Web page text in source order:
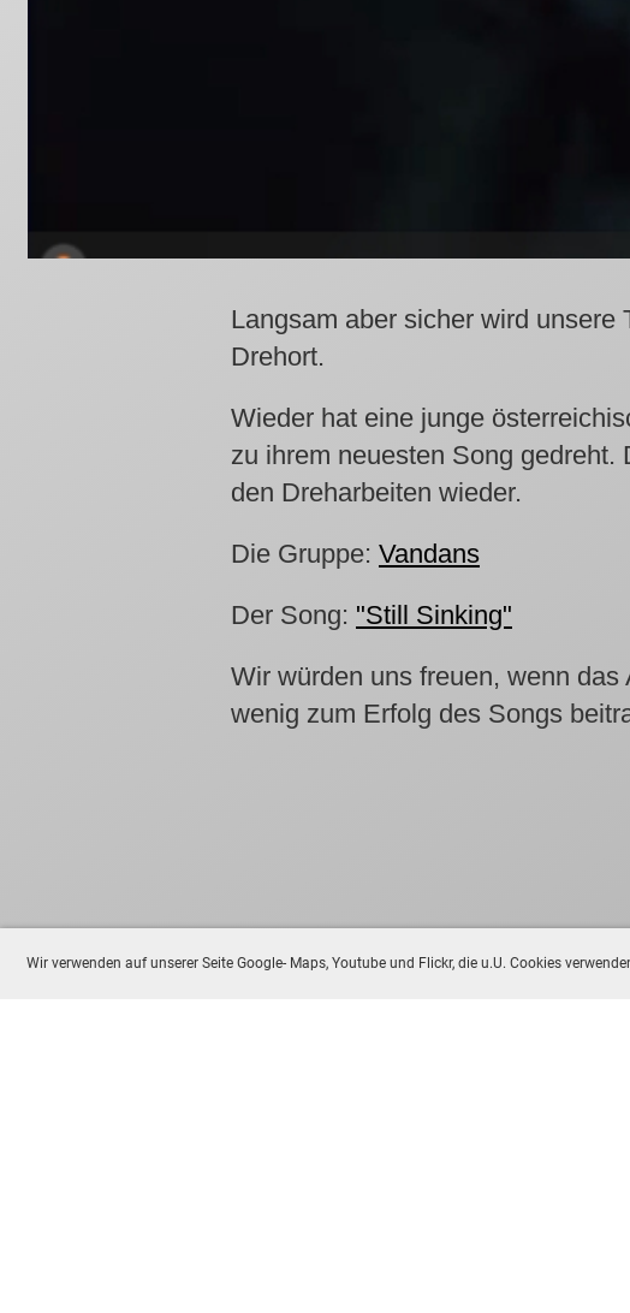
Wir verwenden auf unserer Seite Google- Maps, Youtube und Flickr, die u.U. Cookies
Langsam aber sicher wird unsere
Drehort.
Wieder hat eine junge
zu ihrem neuesten Song
den Dreharbeiten wieder.
Die Gruppe: Vandans
Der Song: "Still Sinking"
Wir würden uns freuen, wenn
wenig zum Erfolg des Songs